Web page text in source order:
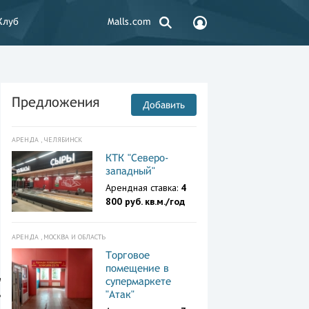
Malls.com
Предложения Добавить
АРЕНДА , ЧЕЛЯБИНСК
КТК "Северо-
западный"
Арендная ставка: 4
800 руб. кв.м./год
АРЕНДА , МОСКВА И ОБЛАСТЬ
Торговое
помещение в
супермаркете
"Атак"